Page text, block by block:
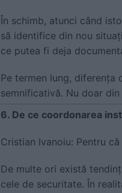
În schimb, atunci când
să identifice din nou
ce putea fi deja
Pe termen lung, diferența
semnificativă. Nu doar
6. De ce coordonarea
Cristian Ivanoiu: Pentru
De multe ori există
cele de securitate. În